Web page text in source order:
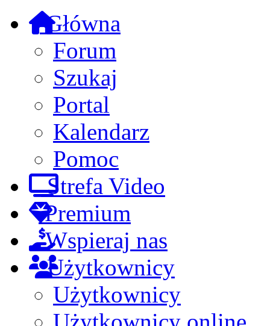
Główna
Forum
Szukaj
Portal
Kalendarz
Pomoc
Strefa Video
Premium
Wspieraj nas
Użytkownicy
Użytkownicy